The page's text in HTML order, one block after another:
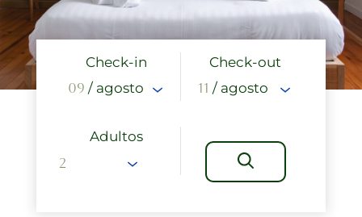
Check-in
09 / agosto
Check-out
11 / agosto
Adultos